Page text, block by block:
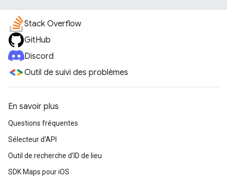
Stack Overflow
GitHub
Discord
Outil de suivi des problèmes
En savoir plus
Questions fréquentes
Sélecteur d'API
Outil de recherche d'ID de lieu
SDK Maps pour iOS